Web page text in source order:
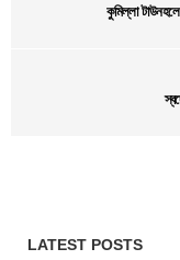
কুমিল্লা টাউনহলে
LATEST POSTS